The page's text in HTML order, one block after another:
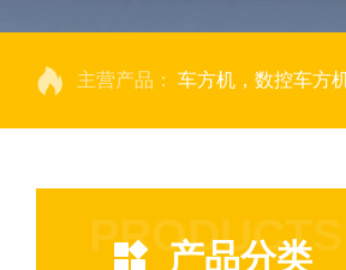
主营产品： 车方机，数控车方
PRODUCTS
产品分类